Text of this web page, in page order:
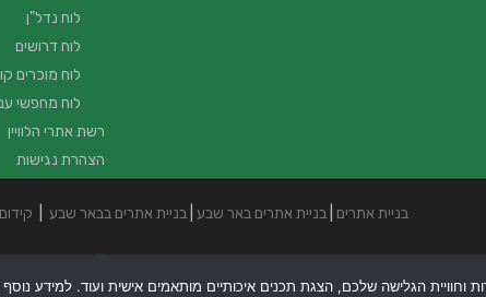
לוח נדל"ן
לוח דרושים
לוח מוכרים
לוח מחפשי
רשת אתרי הלוויין
הצהרת נגישות
בניית אתרים בניית אתרים באר שבע בניית אתרים בבאר שבע
וחוויית הגלישה שלכם, הצגת תכנים איכותיים מותאמים אישית ועוד. למידע נוסף